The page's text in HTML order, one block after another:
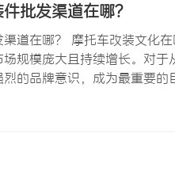
批发渠道在哪？
道在哪？ 摩托车改装文化
规模庞大且持续增长。对
的品牌意识，成为最重要
摩托车改装市场呈现几个